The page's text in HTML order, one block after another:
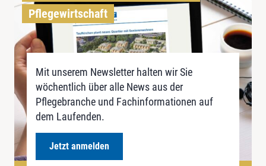
Pflegewirtschaft
Mit unserem Newsletter halten wir Sie
wöchentlich über alle News aus der
Pflegebranche und Fachinformationen auf
dem Laufenden.
Jetzt anmelden